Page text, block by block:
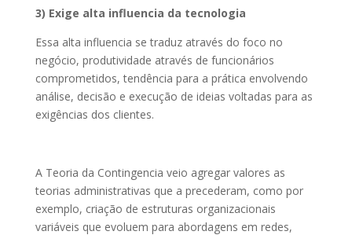
3) Exige alta influencia da tecnologia
Essa alta influencia se traduz através do foco no
negócio, produtividade através de funcionários
comprometidos, tendência para a prática envolvendo
análise, decisão e execução de ideias voltadas para as
exigências dos clientes.
A Teoria da Contingencia veio agregar valores as
teorias administrativas que a precederam, como por
exemplo, criação de estruturas organizacionais
variáveis que evoluem para abordagens em redes,